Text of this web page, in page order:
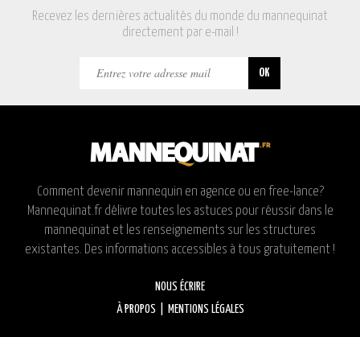
Recevez les dernières actualités du monde du mannequinat
directement par e-mail !
Comment devenir mannequin en agence ou en free-lance?
Mannequinat.fr délivre toutes les astuces pour réussir dans le
mannequinat et les renseignements sur les structures
existantes. Des informations accessibles à tous gratuitement !
NOUS ÉCRIRE
À PROPOS
MENTIONS LÉGALES